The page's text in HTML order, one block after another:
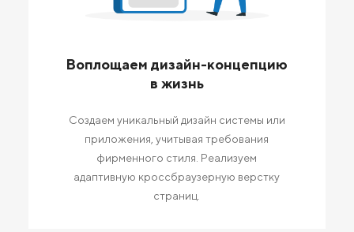
Воплощаем дизайн-концепцию
в жизнь
Создаем уникальный дизайн системы или
приложения, учитывая требования
фирменного стиля. Реализуем
адаптивную кроссбраузерную верстку
страниц.